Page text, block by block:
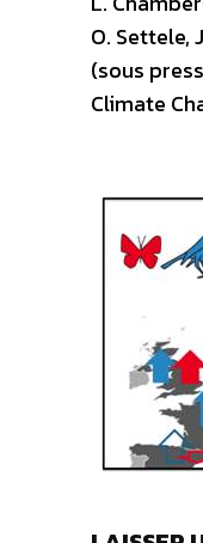
O. Settele,
(sous
Climate